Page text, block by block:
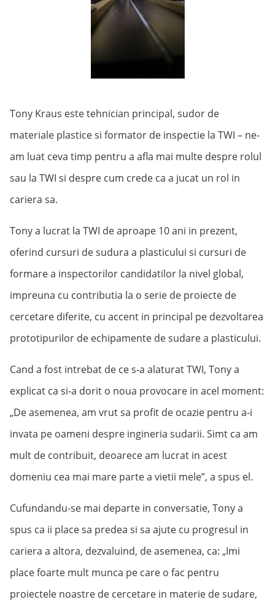
Tony Kraus este tehnician principal, sudor de
materiale plastice si formator de inspectie la TWI – ne-
am luat ceva timp pentru a afla mai multe despre rolul
sau la TWI si despre cum crede ca a jucat un rol in
cariera sa.
Tony a lucrat la TWI de aproape 10 ani in prezent,
oferind cursuri de sudura a plasticului si cursuri de
formare a inspectorilor candidatilor la nivel global,
impreuna cu contributia la o serie de proiecte de
cercetare diferite, cu accent in principal pe dezvoltarea
prototipurilor de echipamente de sudare a plasticului.
Cand a fost intrebat de ce s-a alaturat TWI, Tony a
explicat ca si-a dorit o noua provocare in acel moment:
„De asemenea, am vrut sa profit de ocazie pentru a-i
invata pe oameni despre ingineria sudarii. Simt ca am
mult de contribuit, deoarece am lucrat in acest
domeniu cea mai mare parte a vietii mele”, a spus el.
Cufundandu-se mai departe in conversatie, Tony a
spus ca ii place sa predea si sa ajute cu progresul in
cariera a altora, dezvaluind, de asemenea, ca: „Imi
place foarte mult munca pe care o fac pentru
proiectele noastre de cercetare in materie de sudare,